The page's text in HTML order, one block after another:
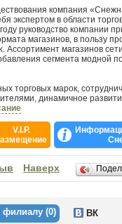
компания
экспертом в области
руководство компании
магазинов, в пользу
Ассортимент магазинов
сегмента модной
торговых марок,
динамичное
с международными
Сегодня в любом
и аксессуары для
на разные случаи жизни и
Королева» была
развивающаяся
V.I.P.
Наверх
(0) ВК